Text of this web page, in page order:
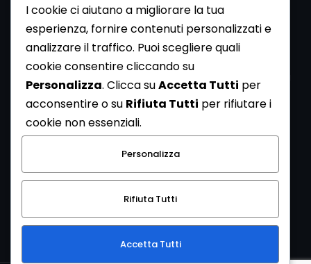
Newsletter
Se vuoi ricevere la Rivista gratuita di archeologia realizzata
dalla Redazione di ArcheoMedia iscriviti alla nostra
Newsletter [Clicca Qui]
Con l'invio del messaggio l'utente dichiara di aver letto
l’informativa sulla privacy e di acconsentire al trattamento
dei propri dati personali.
I cookie ci aiutano a migliorare la tua
esperienza, fornire contenuti personalizzati e
analizzare il traffico. Puoi scegliere quali
cookie consentire cliccando su
Personalizza. Clicca suAccetta Tutti per
acconsentire o su Rifiuta Tutti per rifiutare i
cookie non essenziali.
Personalizza
Rifiuta Tutti
Accetta Tutti